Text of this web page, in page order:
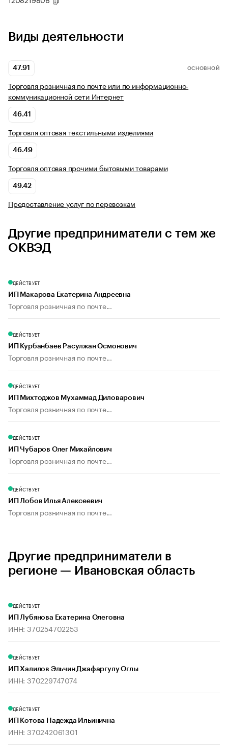
Виды деятельности
47.91 ОСНОВНОЙ
Торговля розничная по почте или по информационно-
коммуникационной сети Интернет
46.41
Торговля оптовая текстильными изделиями
46.49
Торговля оптовая прочими бытовыми товарами
49.42
Предоставление услуг по перевозкам
Другие предприниматели с тем же
ОКВЭД
ДЕЙСТВУЕТ
ИП Макарова Екатерина Андреевна
Торговля розничная по почте...
ДЕЙСТВУЕТ
ИП Курбанбаев Расулжан Осмонович
Торговля розничная по почте...
ДЕЙСТВУЕТ
ИП Михтоджов Мухаммад Диловарович
Торговля розничная по почте...
ДЕЙСТВУЕТ
ИП Чубаров Олег Михайлович
Торговля розничная по почте...
ДЕЙСТВУЕТ
ИП Лобов Илья Алексеевич
Торговля розничная по почте...
Другие предприниматели в
регионе — Ивановская область
ДЕЙСТВУЕТ
ИП Лубянова Екатерина Олеговна
ИНН: 370254702253
ДЕЙСТВУЕТ
ИП Халилов Эльчин Джафаргулу Оглы
ИНН: 370229747074
ДЕЙСТВУЕТ
ИП Котова Надежда Ильинична
ИНН: 370242061301